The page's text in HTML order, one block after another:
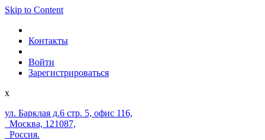
Skip to Content
Контакты
Войти
Зарегистрироваться
x
ул. Барклая д.6 стр. 5, офис 116,
Москва, 121087,
Россия.